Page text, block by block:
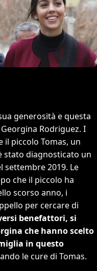
generosità e questa
Rodriguez. I
piccolo Tomas, un
stato diagnosticato un
2019. Le
che il piccolo ha
scorso anno, i
per cercare di
benefattori, si
che hanno scelto
in questo
le cure di Tomas.